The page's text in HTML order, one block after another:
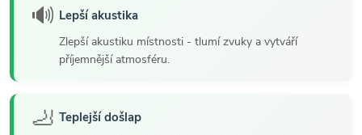
🔊 Lepší akustika
Zlepší akustiku místnosti - tlumí zvuky a vytváří
příjemnější atmosféru.
🦶 Teplejší došlap